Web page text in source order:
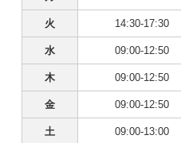
火 14:30-17:30
水 09:00-12:50
木 09:00-12:50
金 09:00-12:50
土 09:00-13:00